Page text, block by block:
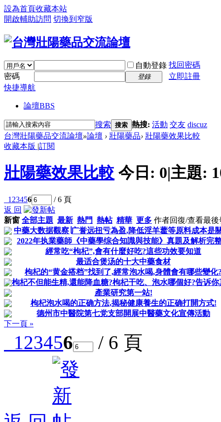
設為首頁收藏本站
開啟輔助訪問 切換到窄版
自動登錄 找回密碼
密碼
登錄
立即註冊
快捷導航
論壇BBS
搜索 搜索 熱搜: 活動 交友 discuz
台灣壯陽藥品交流論壇»論壇 › 壯陽藥品› 壯陽藥效果比較
收藏本版 |訂閱
壯陽藥效果比較 今日: 0|主題:
1 23456
/ 6 頁
返 回
新窗 全部主題 最新 熱門 熱帖 精華 更多 作者回復/查看最後
中藥大数据觀察∣广誉远扭亏為盈,降低淫羊藿等原料成本是
2022年执業藥師《中藥學综合知識與技能》真題及解析完
經常吃“枸杞”,會有什麼好吃?這些功效要知道
最适合煲汤的十大中藥食材
枸杞的“黄金搭档”找到了,經常泡水喝,身體會有哪些變化
枸杞不但能生精,還能降血糖?枸杞干吃、泡水哪個好?告诉你
產業研究第一站!
枸杞泡水喝的正确方法,揭秘健康養生的正确打開方式!
德州市中醫院第七党支部開展中醫藥文化宣傳活動
下一頁 »
123456 / 6 頁